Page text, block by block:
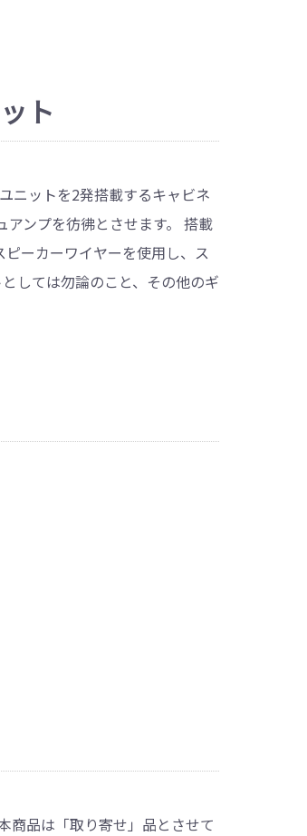
ト
ニットを2発搭載するキャビネ
ンプを彷彿とさせます。 搭載
ーカーワイヤーを使用し、ス
しては勿論のこと、その他のギ
商品は「取り寄せ」品とさせて